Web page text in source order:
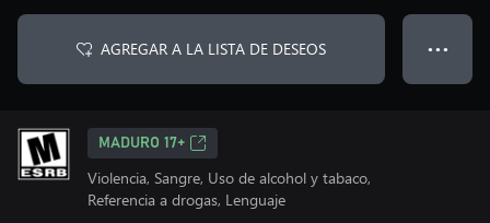
AGREGAR A LA LISTA DE DESEOS ● ● ●
MADURO 17+
Violencia, Sangre, Uso de alcohol y tabaco,
Referencia a drogas, Lenguaje